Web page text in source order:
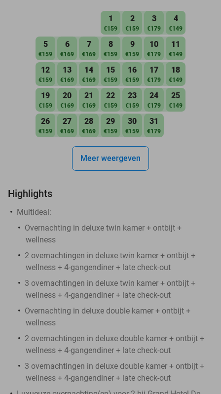
1
€159
2
€159
3
€179
4
€149
5
€159
6
€169
7
€169
8
€159
9
€159
10
€179
11
€149
12
€159
13
€169
14
€169
15
€159
16
€159
17
€179
18
€149
19
€159
20
€169
21
€169
22
€159
23
€159
24
€179
25
€149
26
€159
27
€169
28
€169
29
€159
30
€159
31
€179
Meer weergeven
Highlights
Multideal:
Overnachting in deluxe twin kamer + ontbijt +
wellness
2 overnachtingen in deluxe twin kamer + ontbijt +
wellness + 4-gangendiner + late check-out
3 overnachtingen in deluxe twin kamer + ontbijt +
wellness + 4-gangendiner + late check-out
Overnachting in deluxe double kamer + ontbijt +
wellness
2 overnachtingen in deluxe double kamer + ontbijt +
wellness + 4-gangendiner + late check-out
3 overnachtingen in deluxe double kamer + ontbijt +
wellness + 4-gangendiner + late check-out